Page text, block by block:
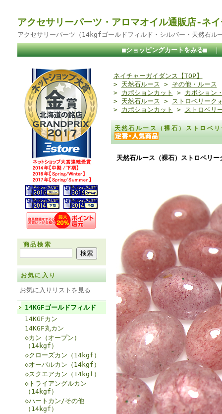
アクセサリーパーツ・アロマオイル通販店-ネ
アクセサリーパーツ（14kgfゴールドフィルド・シルバー・天然石ル
■ショッピングカートをみる■
商品検索
お気に入り
お気に入りリストを見る
14KGFゴールドフィルド
14KGFカン
14KGF丸カン
◇カン（オープン）
（14kgf）
◇クローズカン（14kgf）
◇オーバルカン（14kgf）
◇スクエアカン（14kgf）
◇トライアングルカン
（14kgf）
◇ハートカン/その他
（14kgf）
ネイチャーガイダンス【TOP】
> 天然石ルース > その他・ルース
> カボションカット > カボション
> 天然石ルース > ストロベリーク
> カボションカット > ストロベリ
天然石ルース（裸石）ストロベ
天然石ルース（裸石）ストロベリ